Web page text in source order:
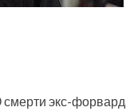
экс-